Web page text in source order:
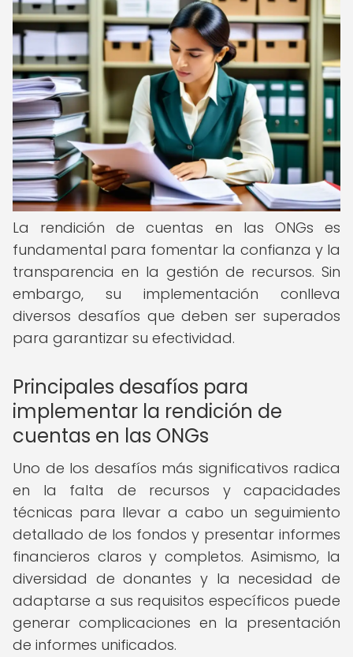
La rendición de cuentas en las ONGs es
fundamental para fomentar la confianza y la
transparencia en la gestión de recursos. Sin
embargo, su implementación conlleva
diversos desafíos que deben ser superados
para garantizar su efectividad.
Principales desafíos para
implementar la rendición de
cuentas en las ONGs
Uno de los desafíos más significativos radica
en la falta de recursos y capacidades
técnicas para llevar a cabo un seguimiento
detallado de los fondos y presentar informes
financieros claros y completos. Asimismo, la
diversidad de donantes y la necesidad de
adaptarse a sus requisitos específicos puede
generar complicaciones en la presentación
de informes unificados.